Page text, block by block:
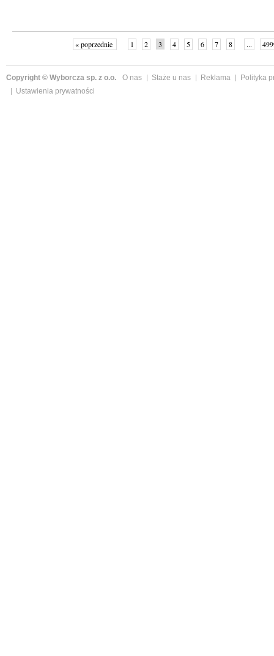
« poprzednie 1 2 3 4 5 6 7 8 ...
Copyright © Wyborcza sp. z o.o. O nas Staże u nas Reklama
Polityka
Ustawienia prywatności